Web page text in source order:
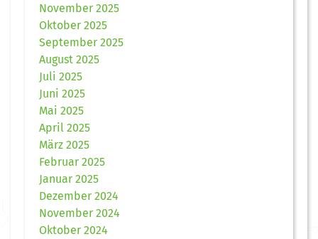
November 2025
Oktober 2025
September 2025
August 2025
Juli 2025
Juni 2025
Mai 2025
April 2025
März 2025
Februar 2025
Januar 2025
Dezember 2024
November 2024
Oktober 2024